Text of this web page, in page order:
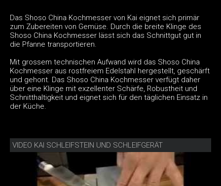
Das Shoso China Kochmesser von Kai eignet sich primär
zum Zubereiten von Gemüse. Durch die breite Klinge des
Shoso China Kochmesser lässt sich das Schnittgut gut in
die Pfanne transportieren.
Mit grossem technischen Aufwand wird das Shoso China
Kochmesser aus rostfreiem Edelstahl hergestellt, geschärft
und gehont. Das Shoso China Kochmesser verfügt daher
über eine Klinge mit exzellenter Schärfe, Robustheit und
Schnitthaltigkeit und eignet sich für den täglichen Einsatz in
der Küche.
VIDEO KAI SCHLEIFSTEIN UND SCHLEIFGERÄT